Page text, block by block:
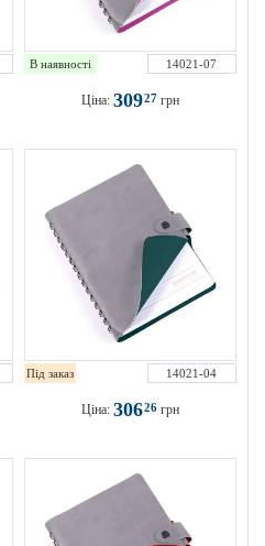
В наявності 14021-07
Ціна: 30927 грн
Під заказ 14021-04
Ціна: 30626 грн